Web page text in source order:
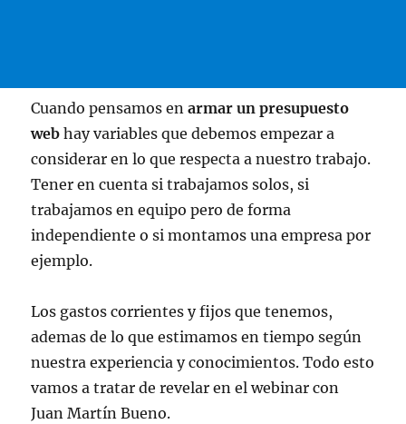
Cuando pensamos enarmar un presupuesto
web hay variables que debemos empezar a
considerar en lo que respecta a nuestro trabajo.
Tener en cuenta si trabajamos solos, si
trabajamos en equipo pero de forma
independiente o si montamos una empresa por
ejemplo.
Los gastos corrientes y fijos que tenemos,
ademas de lo que estimamos en tiempo según
nuestra experiencia y conocimientos. Todo esto
vamos a tratar de revelar en el webinar con
Juan Martín Bueno.